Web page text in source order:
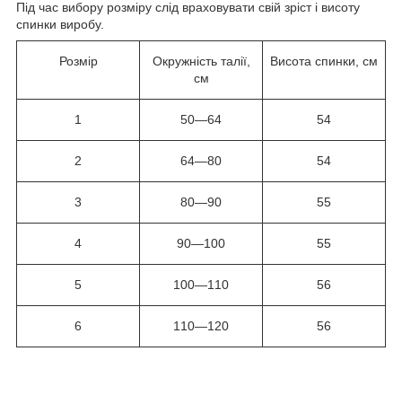
Під час вибору розміру слід враховувати свій зріст і висоту
спинки виробу.
Розмір
Окружність талії,
см
Висота спинки, см
1 50—64 54
2 64—80 54
3 80—90 55
4 90—100 55
5 100—110 56
6 110—120 56